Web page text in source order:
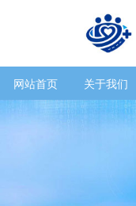
网站首页 关于我们